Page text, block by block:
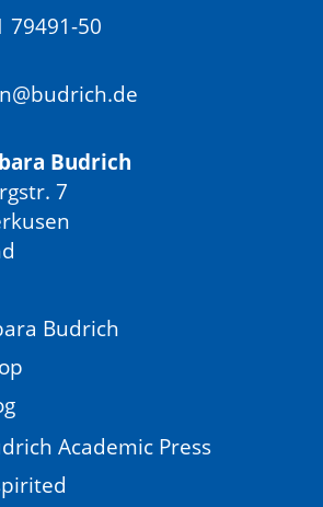
79491-50
Budrich
7
Budrich
Academic Press